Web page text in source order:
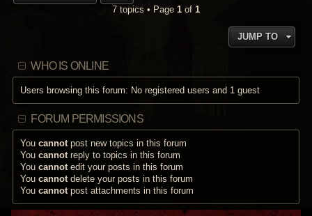
7 topics • Page 1 of 1
JUMP TO
WHO IS ONLINE
Users browsing this forum: No registered users and 1 guest
FORUM PERMISSIONS
Youcannotpost new topics in this forum
Youcannotreply to topics in this forum
Youcannotedit your posts in this forum
Youcannotdelete your posts in this forum
Youcannotpost attachments in this forum